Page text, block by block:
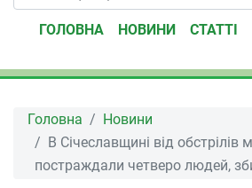
ГОЛОВНА НОВИНИ СТАТТІ
Головна
Новини
В Січеславщині від обстрілів
постраждали четверо людей,